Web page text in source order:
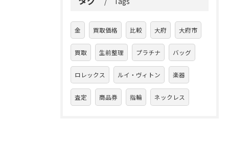
金 買取価格 比較 大府 大府市
買取 生前整理 プラチナ バッグ
ロレックス ルイ・ヴィトン 楽器
査定 商品券 指輪 ネックレス